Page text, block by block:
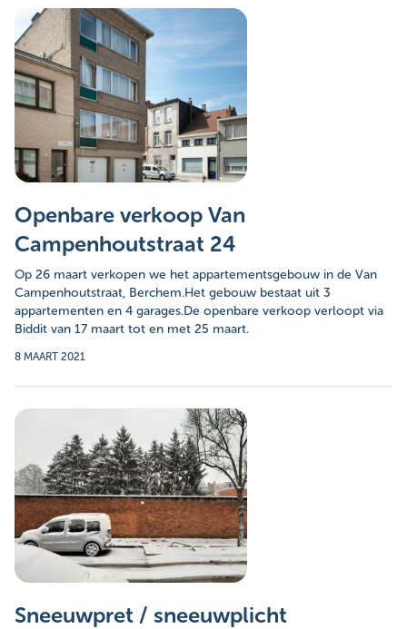
Openbare verkoop Van
Campenhoutstraat 24
Op 26 maart verkopen we het appartementsgebouw in de Van
Campenhoutstraat, Berchem.Het gebouw bestaat uit 3
appartementen en 4 garages.De openbare verkoop verloopt via
Biddit van 17 maart tot en met 25 maart.
8 MAART 2021
Sneeuwpret / sneeuwplicht